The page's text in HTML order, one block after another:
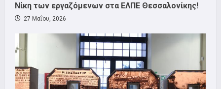
Νίκη των εργαζόμενων στα ΕΛΠΕ Θεσσαλονίκης!
27 Μαΐου, 2026